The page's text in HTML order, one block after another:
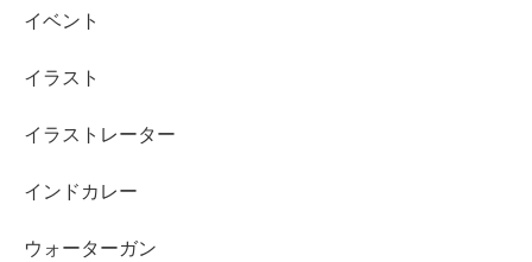
イベント
イラスト
イラストレーター
インドカレー
ウォーターガン